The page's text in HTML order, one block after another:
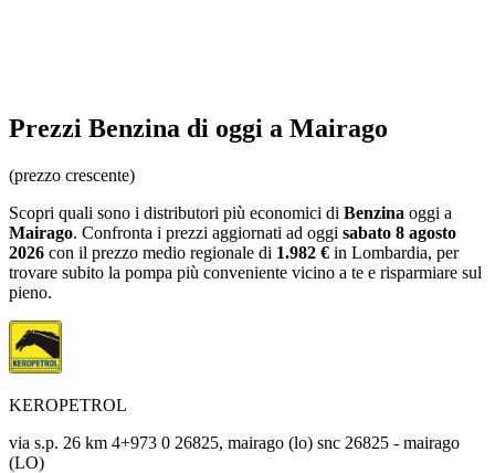
Prezzi Benzina di oggi a Mairago
(prezzo crescente)
Scopri quali sono i distributori più economici di Benzina oggi a
Mairago. Confronta i prezzi aggiornati ad oggi sabato 8 agosto
2026 con il prezzo medio regionale di 1.982 € in Lombardia, per
trovare subito la pompa più conveniente vicino a te e risparmiare sul
pieno.
KEROPETROL
via s.p. 26 km 4+973 0 26825, mairago (lo) snc 26825 - mairago
(LO)